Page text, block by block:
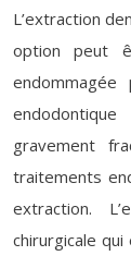
L’extraction
option peut
gravement
traitements
extraction.
chirurgicale